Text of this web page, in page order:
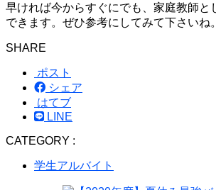
早ければ今からすぐにでも、家庭教師と
できます。ぜひ参考にしてみて下さいね。
SHARE
ポスト
シェア
はてブ
LINE
CATEGORY :
学生アルバイト